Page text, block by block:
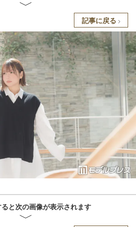
記事に戻る
と次の画像が表示されます